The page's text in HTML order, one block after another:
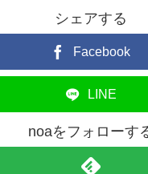
シェアする
Facebook
LINE
noaをフォローす